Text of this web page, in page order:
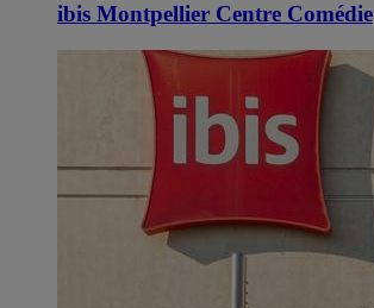
ibis Montpellier Centre Comédie